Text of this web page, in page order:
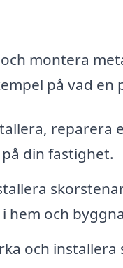
montera
på vad en
din fastighet.
hem och
och